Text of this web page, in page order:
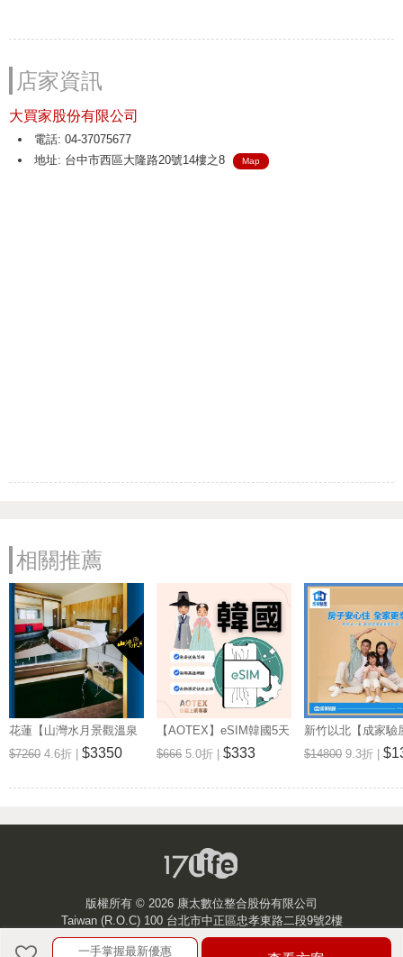
店家資訊
大買家股份有限公司
電話: 04-37075677
地址: 台中市西區大隆路20號14樓之8
Map
相關推薦
花蓮【山灣水月景觀溫泉
會館】景觀雙人房一泊一
食住宿券(MO)
$7260 4.6折 | $3350
【AOTEX】eSIM韓國5天
無限高速網路吃到飽兌換
券(MO)
$666 5.0折 | $333
新竹以北【成家驗
25坪 (三房格局)超
券 (MO)
$14800 9.3折 |
一手掌握最新優惠
版權所有 © 2026 康太數位整合股份有限公司
Taiwan (R.O.C) 100 台北市中正區忠孝東路二段9號2樓